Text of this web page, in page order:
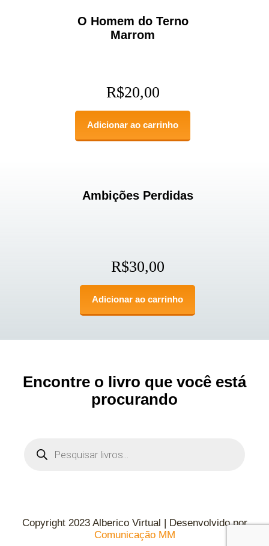
O Homem do Terno
Marrom
R$20,00
Adicionar ao carrinho
Ambições Perdidas
R$30,00
Adicionar ao carrinho
Encontre o livro que você está
procurando
Copyright 2023 Alberico Virtual | Desenvolvido por
Comunicação MM